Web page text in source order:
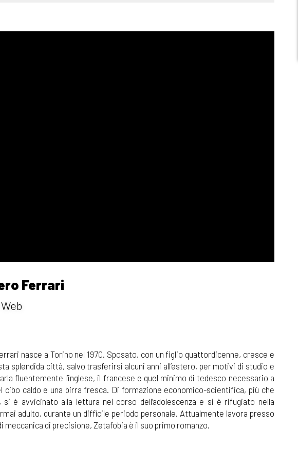
Ferrari
nasce a Torino nel 1970. Sposato, con un figlio quattordicenne, cresce e
splendida città, salvo trasferirsi alcuni anni all’estero, per motivi di studio e
fluentemente l’inglese, il francese e quel minimo di tedesco necessario a
cibo caldo e una birra fresca. Di formazione economico-scientifica, più che
si è avvicinato alla lettura nel corso dell’adolescenza e si è rifugiato nella
adulto, durante un difficile periodo personale. Attualmente lavora presso
meccanica di precisione, Zetafobia è il suo primo romanzo.